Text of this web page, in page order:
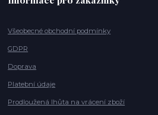
Všeobecné obchodní podmínky
GDPR
Doprava
Platební údaje
Prodloužená lhůta na vrácení zboží